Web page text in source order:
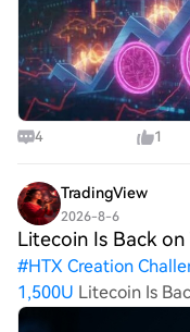
4 1
TradingView
2026-8-6
Litecoin Is Back on
#HTX Creation
1,500U Litecoin Is
showing renewed